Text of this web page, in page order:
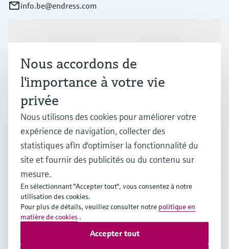
info.be@endress.com
Industries
Support
Société
BEL•Français
Copyright © Endress+Hauser Group Services AG
Nous accordons de
l'importance à votre vie
privée
Nous utilisons des cookies pour améliorer votre
expérience de navigation, collecter des
statistiques afin d'optimiser la fonctionnalité du
site et fournir des publicités ou du contenu sur
mesure.
En sélectionnant "Accepter tout", vous consentez à notre
utilisation des cookies.
Pour plus de détails, veuillez consulter notre politique en
matière de cookies .
Accepter tout